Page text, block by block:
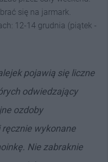
się na jarmark.
12-14 grudnia (piątek -
pojawią się liczne
odwiedzający
ozdoby
wykonane
Nie zabraknie